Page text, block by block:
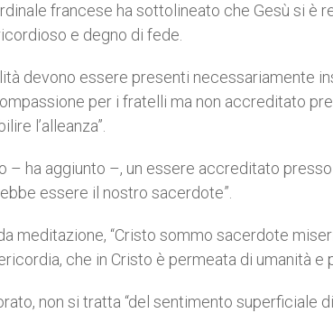
francese ha sottolineato che Gesù si
e degno di fede.
devono essere presenti necessariamente
per i fratelli ma non accreditato
l’alleanza”.
– ha aggiunto –, un essere accreditato
essere il nostro sacerdote”.
meditazione, “Cristo sommo sacerdote
che in Cristo è permeata di umanità e
non si tratta “del sentimento superficiale